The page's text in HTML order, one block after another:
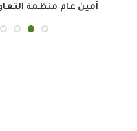
أمين عام منظمة